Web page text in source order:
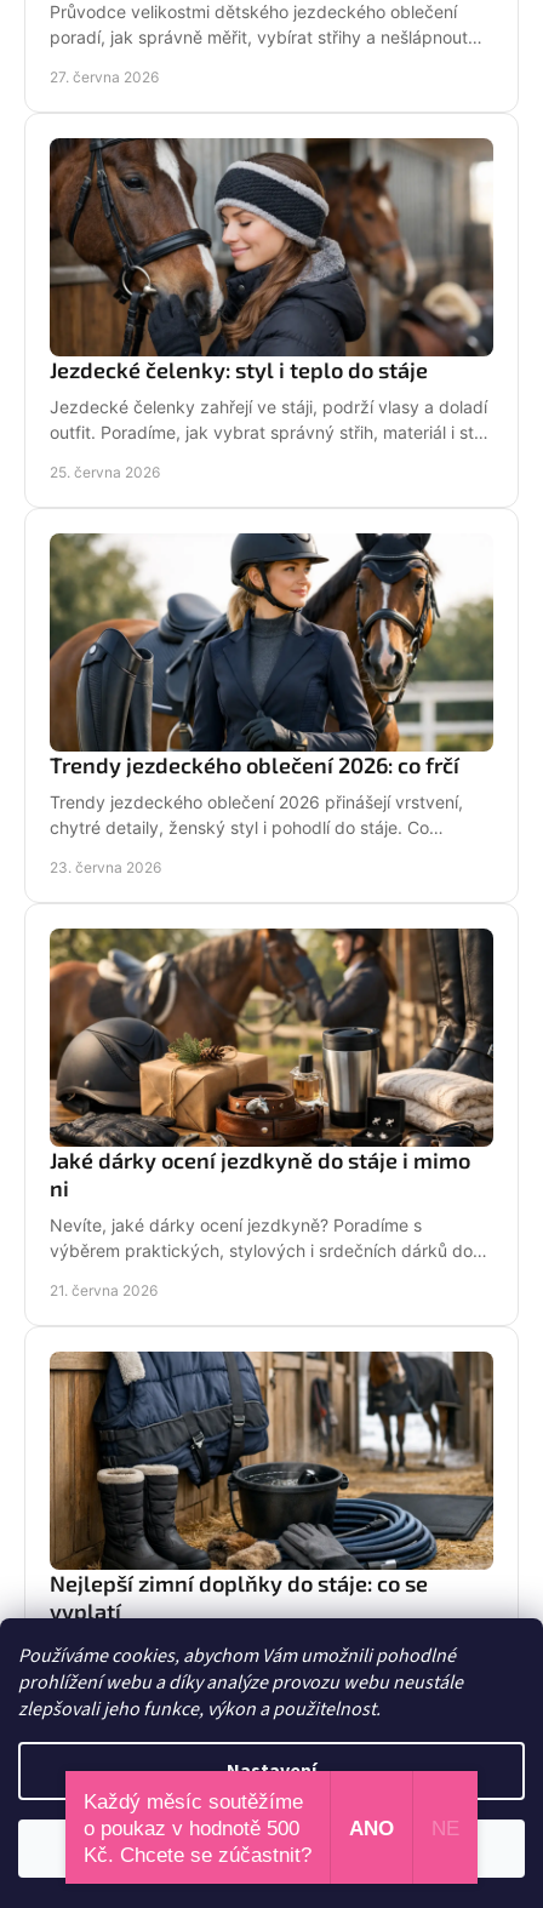
Používáme cookies, abychom Vám umožnili pohodlné
prohlížení webu a díky analýze provozu webu neustále
zlepšovali jeho funkce, výkon a použitelnost.
Nastavení
Odmítnout
Průvodce velikostmi dětského jezdeckého oblečení
poradí, jak správně měřit, vybírat střihy a nešlápnout
27. června 2026
Jezdecké čelenky: styl i teplo do stáje
Jezdecké čelenky zahřejí ve stáji, podrží vlasy a doladí
outfit. Poradíme, jak vybrat správný střih, materiál i styl
25. června 2026
Trendy jezdeckého oblečení 2026: co frčí
Trendy jezdeckého oblečení 2026 přinášejí vrstvení,
chytré detaily, ženský styl i pohodlí do stáje. Co
23. června 2026
Jaké dárky ocení jezdkyně do stáje i mimo
ni
Nevíte, jaké dárky ocení jezdkyně? Poradíme s
výběrem praktických, stylových i srdečních dárků do
21. června 2026
Nejlepší zimní doplňky do stáje: co se
vyplatí
Nejlepší zimní doplňky do stáje udrží teplo, sucho i
pohodu. Poradíme, co má v zimě smysl pro jezdkyni,
dítě i každodenní péči o koně.
19. června 2026
Každý měsíc soutěžíme
o poukaz v hodnotě 500
Kč. Chcete se zúčastnit?
ANO NE